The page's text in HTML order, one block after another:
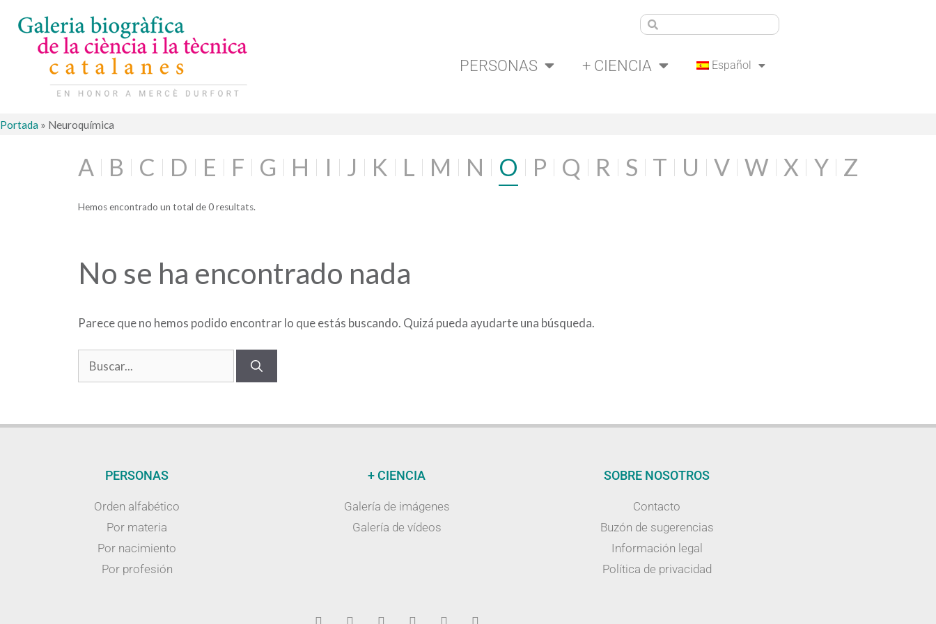
PERSONAS + CIENCIA Español
Portada » Neuroquímica
A B C D E F G H I J K L M N O P Q R S T U V W X Y Z
Hemos encontrado un total de 0 resultats.
No se ha encontrado nada
Parece que no hemos podido encontrar lo que estás buscando. Quizá pueda ayudarte una búsqueda.
PERSONAS
Orden alfabético
Por materia
Por nacimiento
Por profesión
+ CIENCIA
Galería de imágenes
Galería de vídeos
SOBRE NOSOTROS
Contacto
Buzón de sugerencias
Información legal
Política de privacidad